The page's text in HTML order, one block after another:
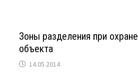
Зоны разделения при охране
объекта
14.05.2014